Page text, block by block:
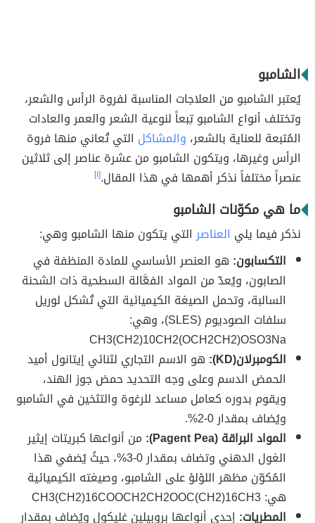
الشامبو
يُعتبر الشامبو من العلاجات المناسبة لفروة الرأس والشعر،
وتختلف أنواع الشامبو تِبعاً لنوعية الشعر والعمر والعادات
المُتبعة للعناية بالشعر، والمشاكل التي تُعاني منها فروة
الرأس وغيرها، ويتكون الشامبو من عشرة عناصر إلى ثلاثين
عنصراً مختلفاً نذكر أهمها في هذا المقال.[١]
ما هي مكوّنات الشامبو
نذكر فيما يلي العناصرالتي يتكون منها الشامبو وهي:
التكسابون: هو العنصر الأساسي للمادة المنظفة في
الصابون، ويُعدّ من المواد الفعَّالة السطحية ذات الشحنة
السالبة، وتحمل الصيغة الكيميائية التي تُشكل لوريل
سلفات الصوديوم (SLES)، وهي:
CH3(CH2)10CH2(OCH2CH2)OSO3Na
الكومبرلان(KD):
هو الاسم التجاري لثنائي إيتانول أميد
الحمض الدسم وعلى وجه التحديد حمض جوز الهند،
ويقوم بدوره كعامل مساعد للرغوة والتثخين في الشامبو
ويُضاف بمقدار 0-2%.
المواد البراقة (Pagent Pea):
من أنواعها كبريتات إيثير
الغول الدهني وتضاف بمقدار 0-3%، حيثُ يُضفي هذا
المُكوّن مظهر اللؤلؤ على الشامبو، وصيغته الكيميائية
هي: CH3(CH2)16COOCH2CH2OOC(CH2)16CH3
المطريات: إحدى أنواعها بروبيلين غليكول ويُضاف بمقدار